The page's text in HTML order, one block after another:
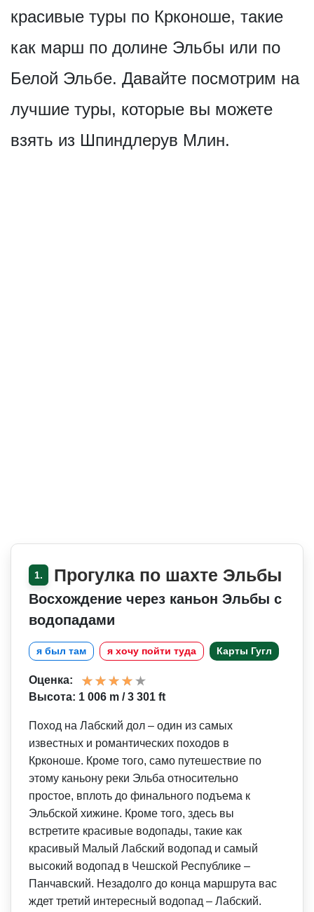
красивые туры по Крконоше, такие
как марш по долине Эльбы или по
Белой Эльбе. Давайте посмотрим на
лучшие туры, которые вы можете
взять из Шпиндлерув Млин.
1. Прогулка по шахте Эльбы
Восхождение через каньон Эльбы с
водопадами
я был там я хочу пойти туда Карты Гугл
Оценка:
Высота: 1 006 m / 3 301 ft
Поход на Лабский дол – один из самых
известных и романтических походов в
Крконоше. Кроме того, само путешествие по
этому каньону реки Эльба относительно
простое, вплоть до финального подъема к
Эльбской хижине. Кроме того, здесь вы
встретите красивые водопады, такие как
красивый Малый Лабский водопад и самый
высокий водопад в Чешской Республике –
Панчавский. Незадолго до конца маршрута вас
ждет третий интересный водопад – Лабский.